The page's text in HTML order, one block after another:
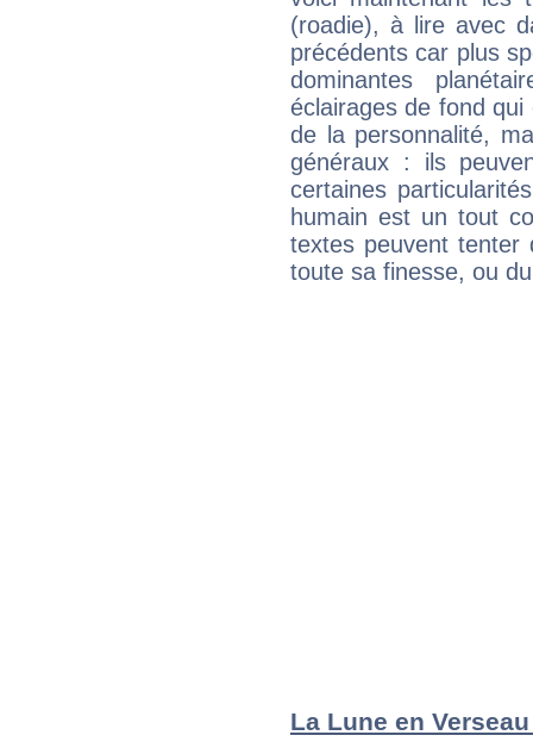
(roadie), à lire avec
précédents car plus
dominantes
éclairages de fond
de la personnalité,
généraux : ils
certaines
humain est un tout
textes peuvent tenter
toute sa finesse, ou
La Lune en